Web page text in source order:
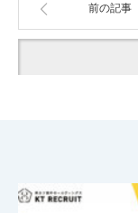
前の記事